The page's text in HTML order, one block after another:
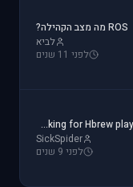
Mike_69th
ROS מה מצב הקהילה?
לביא
לפני 11 שנים
Mike_69th
Looking for Hbrew players...
SickSpider
לפני 9 שנים